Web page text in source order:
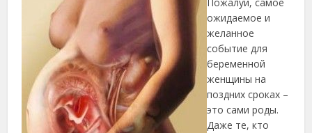
ожидаемое и
желанное
событие для
беременной
женщины на
поздних сроках –
это сами роды.
Даже те, кто